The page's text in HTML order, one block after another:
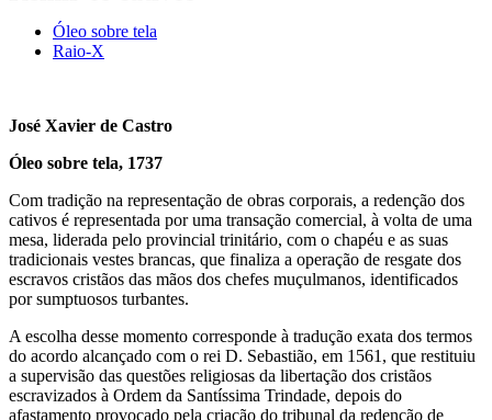
Óleo sobre tela
Raio-X
José Xavier de Castro
Óleo sobre tela, 1737
Com tradição na representação de obras corporais, a redenção dos
cativos é representada por uma transação comercial, à volta de uma
mesa, liderada pelo provincial trinitário, com o chapéu e as suas
tradicionais vestes brancas, que finaliza a operação de resgate dos
escravos cristãos das mãos dos chefes muçulmanos, identificados
por sumptuosos turbantes.
A escolha desse momento corresponde à tradução exata dos termos
do acordo alcançado com o rei D. Sebastião, em 1561, que restituiu
a supervisão das questões religiosas da libertação dos cristãos
escravizados à Ordem da Santíssima Trindade, depois do
afastamento provocado pela criação do tribunal da redenção de